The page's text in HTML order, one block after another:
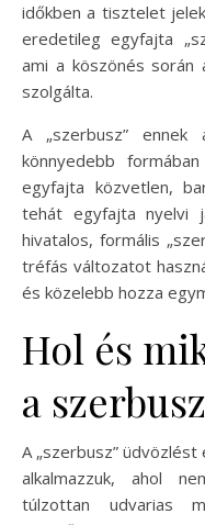
időkben a tisztelet
eredetileg egyfajta
ami a köszönés
szolgálta.
A „szerbusz”
könnyedebb
egyfajta közvetlen,
tehát egyfajta nyelvi
hivatalos, formális
tréfás változatot
és közelebb hozza
Hol és
a
A „szerbusz”
alkalmazzuk, ahol
túlzottan udvarias